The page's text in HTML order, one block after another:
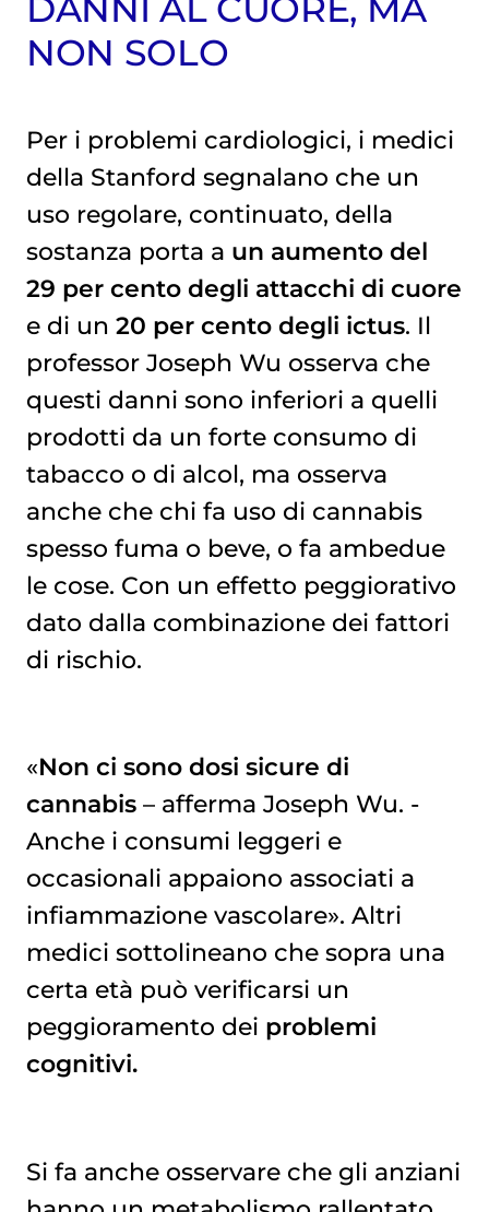
NON SOLO
Per i problemi cardiologici, i medici
della Stanford segnalano che un
uso regolare, continuato, della
sostanza porta a un aumento del
29 per cento degli attacchi di cuore
e di un 20 per cento degli ictus. Il
professor Joseph Wu osserva che
questi danni sono inferiori a quelli
prodotti da un forte consumo di
tabacco o di alcol, ma osserva
anche che chi fa uso di cannabis
spesso fuma o beve, o fa ambedue
le cose. Con un effetto peggiorativo
dato dalla combinazione dei fattori
di rischio.
«Non ci sono dosi sicure di
cannabis– afferma Joseph Wu. -
Anche i consumi leggeri e
occasionali appaiono associati a
infiammazione vascolare». Altri
medici sottolineano che sopra una
certa età può verificarsi un
peggioramento dei problemi
cognitivi.
Si fa anche osservare che gli anziani